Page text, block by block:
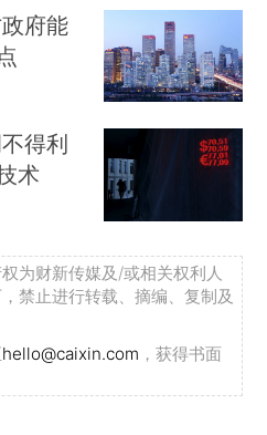
府能
得利
术
为财新传媒及/或相关权利人
禁止进行转载、摘编、复制及
hello@caixin.com ，获得书面